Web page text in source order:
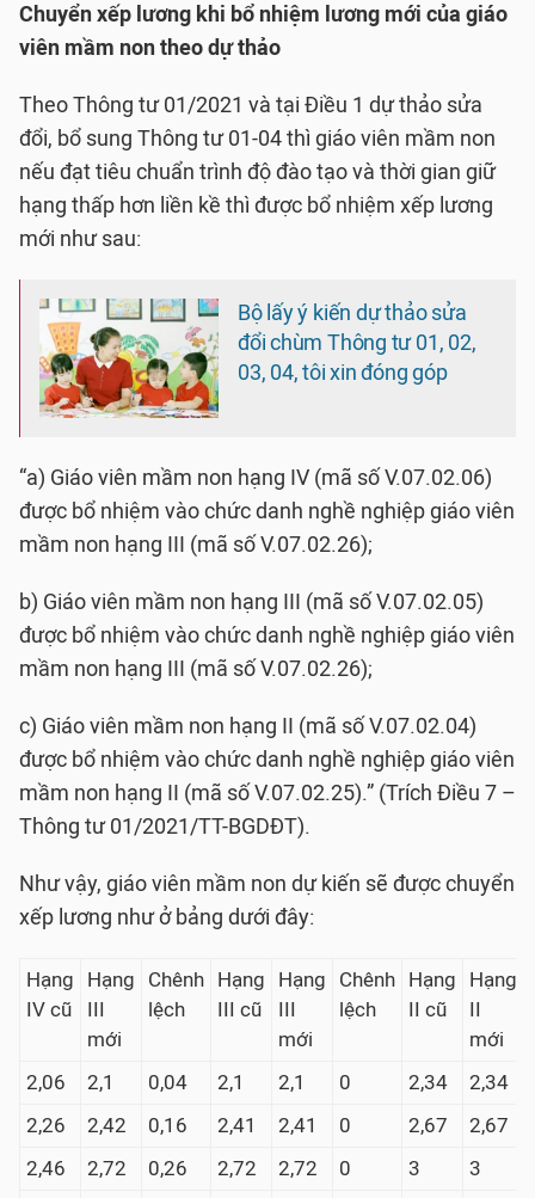
Chuyển xếp lương khi bổ nhiệm lương mới của giáo
viên mầm non theo dự thảo
Theo Thông tư 01/2021 và tại Điều 1 dự thảo sửa
đổi, bổ sung Thông tư 01-04 thì giáo viên mầm non
nếu đạt tiêu chuẩn trình độ đào tạo và thời gian giữ
hạng thấp hơn liền kề thì được bổ nhiệm xếp lương
mới như sau:
Bộ lấy ý kiến dự thảo sửa
đổi chùm Thông tư 01, 02,
03, 04, tôi xin đóng góp
“a) Giáo viên mầm non hạng IV (mã số V.07.02.06)
được bổ nhiệm vào chức danh nghề nghiệp giáo viên
mầm non hạng III (mã số V.07.02.26);
b) Giáo viên mầm non hạng III (mã số V.07.02.05)
được bổ nhiệm vào chức danh nghề nghiệp giáo viên
mầm non hạng III (mã số V.07.02.26);
c) Giáo viên mầm non hạng II (mã số V.07.02.04)
được bổ nhiệm vào chức danh nghề nghiệp giáo viên
mầm non hạng II (mã số V.07.02.25).” (Trích Điều 7 –
Thông tư 01/2021/TT-BGDĐT).
Như vậy, giáo viên mầm non dự kiến sẽ được chuyển
xếp lương như ở bảng dưới đây:
Hạng
IV cũ
Hạng
III
mới
Chênh
lệch
Hạng
III cũ
Hạng
III
mới
Chênh
lệch
Hạng
II cũ
Hạng
II
mới
2,06 2,1 0,04 2,1 2,1 0 2,34 2,34
2,26
2,42 0,16 2,41 2,41 0 2,67 2,67
2,46
2,72 0,26 2,72 2,72 0 3 3